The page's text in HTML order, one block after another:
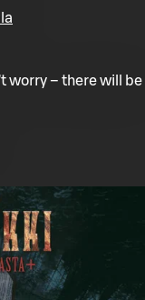
worry – there will be